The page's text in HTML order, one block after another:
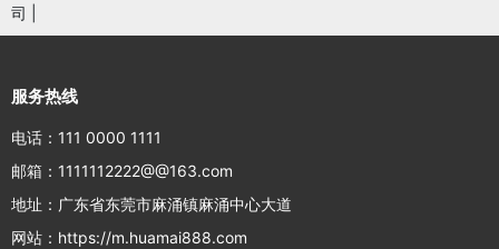
司
服务热线
电话：111 0000 1111
邮箱：1111112222@@163.com
地址：广东省东莞市麻涌镇麻涌中心大道
网站：https://m.huamai888.com